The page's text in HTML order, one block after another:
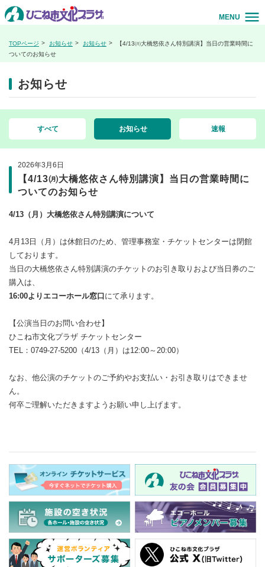
MENU
TOPページ お知らせ お知らせ
【4/13㈪大橋悠依さん特別講演】当日の営業時間に
ついてのお知らせ
お知らせ
すべて お知らせ 速報
2026年3月6日
【4/13㈪大橋悠依さん特別講演】当日の営業時間に
ついてのお知らせ
4/13（月）大橋悠依さん特別講演について
4月13日（月）は休館日のため、管理事務室・チケットセンターは閉館
しております。
当日の大橋悠依さん特別講演のチケットのお引き取りおよび当日券のご
購入は、
16:00よりエコーホール窓口 にて承ります。
【公演当日のお問い合わせ】
ひこね市文化プラザ チケットセンター
TEL：0749-27-5200（4/13（月）は12:00～20:00）
なお、他公演のチケットのご予約やお支払い・お引き取りはできませ
ん。
何卒ご理解いただきますようお願い申し上げます。